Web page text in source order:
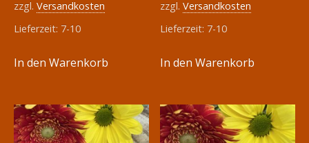
zzgl. Versandkosten
Lieferzeit: 7-10
In den Warenkorb
zzgl.Versandkosten
Lieferzeit: 7-10
In den Warenkorb